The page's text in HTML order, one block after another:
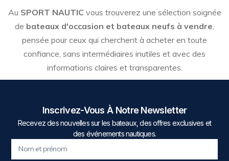
Au SPORT NAUTIC vous trouverez une sélection soignée
de bateaux d'occasion et bateaux neufs à vendre
pensée pour ceux qui cherchent à acheter en toute
confiance, sans intermédiaires inutiles et avec des
informations claires et transparentes.
Inscrivez-Vous À Notre Newsletter
Recevez des nouvelles sur les bateaux, des offres exclusives et
des événements nautiques.